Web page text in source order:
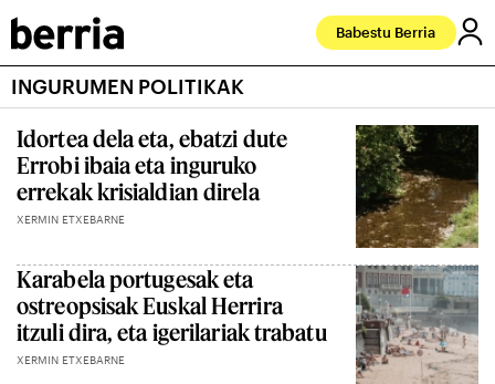
Babestu Berria
INGURUMEN POLITIKAK
Idortea dela eta, ebatzi dute
Errobi ibaia eta inguruko
errekak krisialdian direla
XERMIN ETXEBARNE
Karabela portugesak eta
ostreopsisak Euskal Herrira
itzuli dira, eta igerilariak trabatu
XERMIN ETXEBARNE